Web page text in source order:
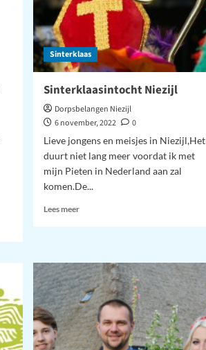
Sinterklaas
Sinterklaasintocht Niezijl
Dorpsbelangen Niezijl
6 november, 2022
0
Lieve jongens en meisjes in Niezijl,Het
duurt niet lang meer voordat ik met
mijn Pieten in Nederland aan zal
komen.De...
Lees meerLees